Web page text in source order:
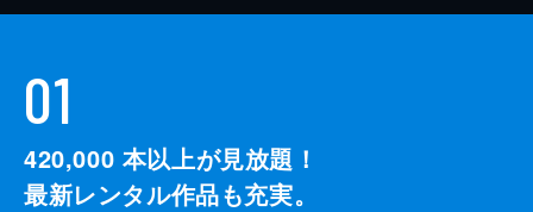
01
420,000 本以上が見放題！
最新レンタル作品も充実。